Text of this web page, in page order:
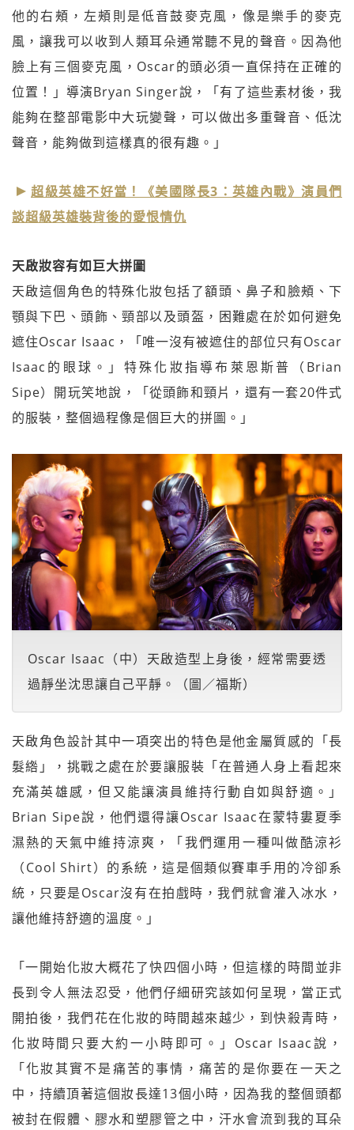
他的右頰，左頰則是低音鼓麥克風，像是樂手的麥克
風，讓我可以收到人類耳朵通常聽不見的聲音。因為他
臉上有三個麥克風，Oscar的頭必須一直保持在正確的
位置！」導演Bryan Singer說，「有了這些素材後，我
能夠在整部電影中大玩變聲，可以做出多重聲音、低沈
聲音，能夠做到這樣真的很有趣。」
超級英雄不好當！《美國隊長3：英雄內戰》演員們
談超級英雄裝背後的愛恨情仇
天啟妝容有如巨大拼圖
天啟這個角色的特殊化妝包括了額頭、鼻子和臉頰、下
顎與下巴、頭飾、頸部以及頭盔，困難處在於如何避免
遮住Oscar Isaac，「唯一沒有被遮住的部位只有Oscar
Isaac的眼球。」特殊化妝指導布萊恩斯普（Brian
Sipe）開玩笑地說，「從頭飾和頸片，還有一套20件式
的服裝，整個過程像是個巨大的拼圖。」
Oscar Isaac（中）天啟造型上身後，經常需要透
過靜坐沈思讓自己平靜。（圖／福斯）
天啟角色設計其中一項突出的特色是他金屬質感的「長
髮綹」，挑戰之處在於要讓服裝「在普通人身上看起來
充滿英雄感，但又能讓演員維持行動自如與舒適。」
Brian Sipe說，他們還得讓Oscar Isaac在蒙特婁夏季
濕熱的天氣中維持涼爽，「我們運用一種叫做酷涼衫
（Cool Shirt）的系統，這是個類似賽車手用的冷卻系
統，只要是Oscar沒有在拍戲時，我們就會灌入冰水，
讓他維持舒適的溫度。」
「一開始化妝大概花了快四個小時，但這樣的時間並非
長到令人無法忍受，他們仔細研究該如何呈現，當正式
開拍後，我們花在化妝的時間越來越少，到快殺青時，
化妝時間只要大約一小時即可。」Oscar Isaac說，
「化妝其實不是痛苦的事情，痛苦的是你要在一天之
中，持續頂著這個妝長達13個小時，因為我的整個頭都
被封在假體、膠水和塑膠管之中，汗水會流到我的耳朵